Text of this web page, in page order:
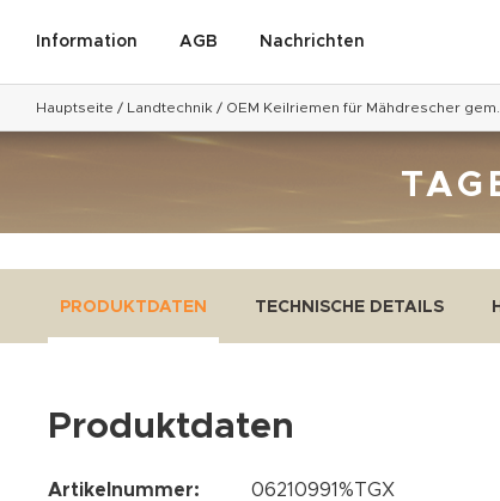
Information AGB Nachrichten
Hauptseite / Landtechnik / OEM Keilriemen für Mähdrescher gem.
PRODUKTDATEN TECHNISCHE DETAILS
Produktdaten
Artikelnummer: 06210991%TGX